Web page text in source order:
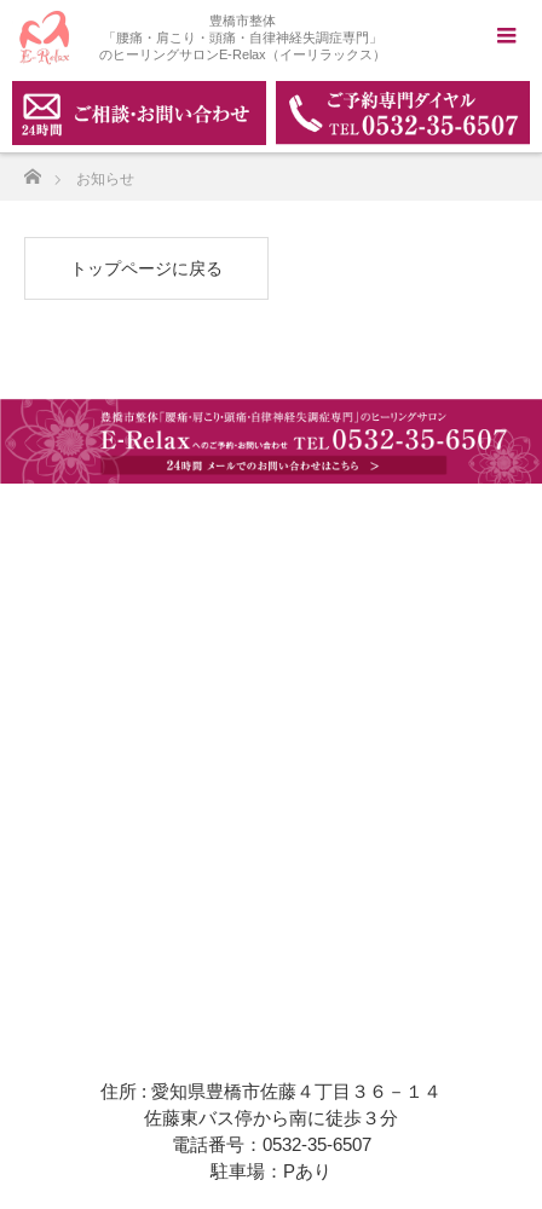
豊橋市整体
「腰痛・肩こり・頭痛・自律神経失調症専門」
のヒーリングサロンE-Relax（イーリラックス）
ホーム
お知らせ
トップページに戻る
住所 : 愛知県豊橋市佐藤４丁目３６－１４
佐藤東バス停から南に徒歩３分
電話番号：0532-35-6507
駐車場：Pあり